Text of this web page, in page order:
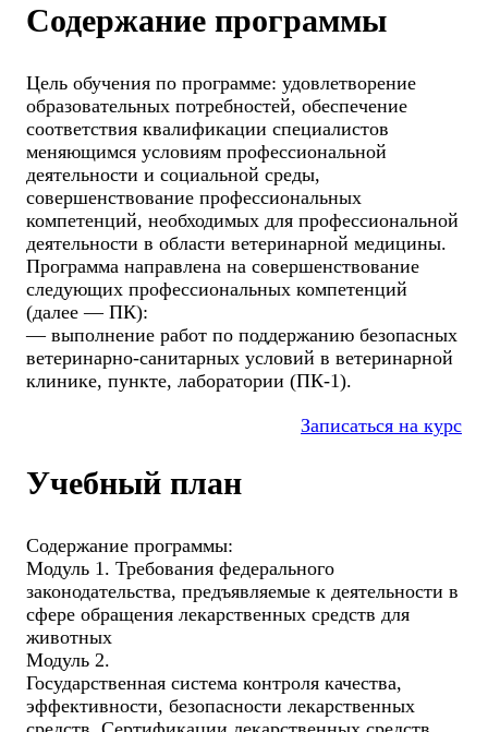
Содержание программы
Цель обучения по программе: удовлетворение
образовательных потребностей, обеспечение
соответствия квалификации специалистов
меняющимся условиям профессиональной
деятельности и социальной среды,
совершенствование профессиональных
компетенций, необходимых для профессиональной
деятельности в области ветеринарной медицины.
Программа направлена на совершенствование
следующих профессиональных компетенций
(далее — ПК):
— выполнение работ по поддержанию безопасных
ветеринарно-санитарных условий в ветеринарной
клинике, пункте, лаборатории (ПК-1).
Записаться на курс
Учебный план
Содержание программы:
Модуль 1. Требования федерального
законодательства, предъявляемые к деятельности в
сфере обращения лекарственных средств для
животных
Модуль 2.
Государственная система контроля качества,
эффективности, безопасности лекарственных